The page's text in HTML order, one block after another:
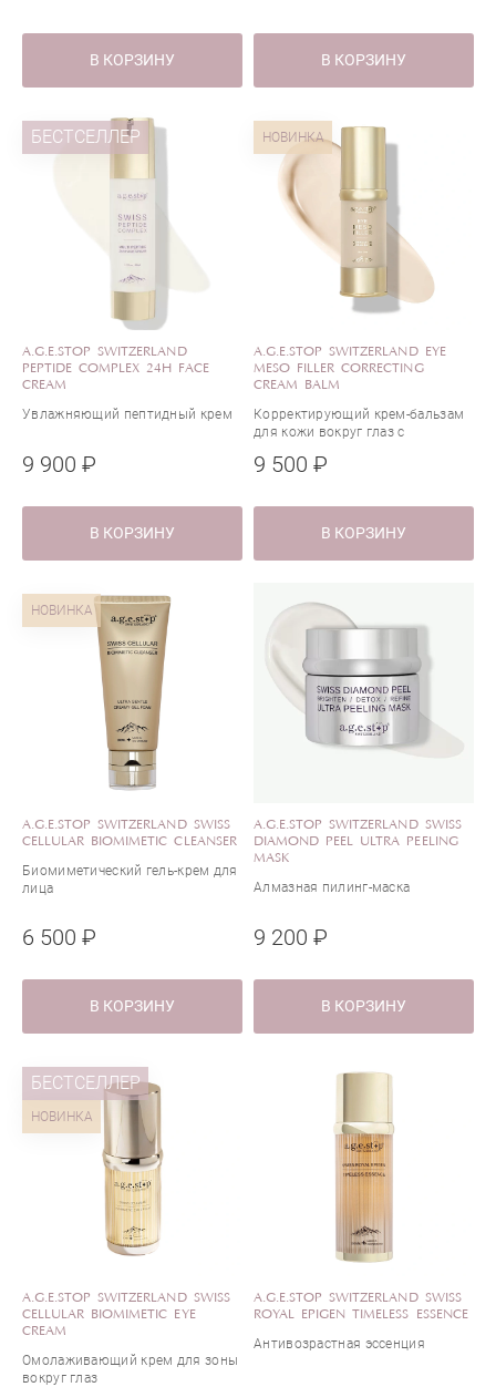
В КОРЗИНУ В КОРЗИНУ
БЕСТСЕЛЛЕР
A.G.E.STOP SWITZERLAND
PEPTIDE COMPLEX 24H FACE
CREAM
Увлажняющий пептидный крем
9 900 ₽
В КОРЗИНУ
НОВИНКА
A.G.E.STOP SWITZERLAND EYE
MESO FILLER CORRECTING
CREAM BALM
Корректирующий крем-бальзам
для кожи вокруг глаз с
9 500 ₽
В КОРЗИНУ
НОВИНКА
A.G.E.STOP SWITZERLAND SWISS
CELLULAR BIOMIMETIC CLEANSER
Биомиметический гель-крем для
лица
6 500 ₽
В КОРЗИНУ
A.G.E.STOP SWITZERLAND SWISS
DIAMOND PEEL ULTRA PEELING
MASK
Алмазная пилинг-маска
9 200 ₽
В КОРЗИНУ
БЕСТСЕЛЛЕР
НОВИНКА
A.G.E.STOP SWITZERLAND SWISS
CELLULAR BIOMIMETIC EYE
CREAM
Омолаживающий крем для зоны
вокруг глаз
A.G.E.STOP SWITZERLAND SWISS
ROYAL EPIGEN TIMELESS ESSENCE
Антивозрастная эссенция